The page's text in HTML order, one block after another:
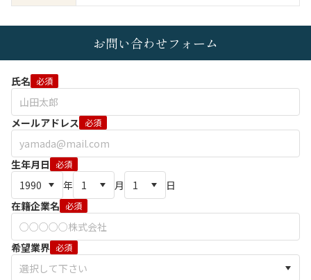
お問い合わせフォーム
氏名 必須
メールアドレス 必須
生年月日 必須
年 月
日
在籍企業名 必須
希望業界 必須